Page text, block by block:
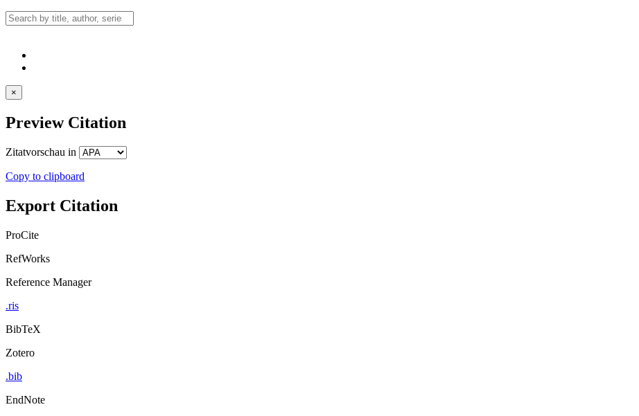
×
Preview Citation
Zitatvorschau in
Copy to clipboard
Export Citation
ProCite
RefWorks
Reference Manager
.ris
BibTeX
Zotero
.bib
EndNote